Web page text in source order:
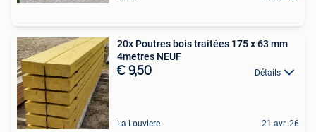
20x Poutres bois traitées 175 x 63 mm
4metres NEUF
€ 9,50 Détails
La Louviere 21 avr. 26